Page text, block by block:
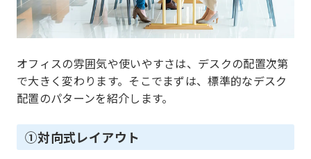
オフィスの雰囲気や使いやすさは、デスクの配置次第
で大きく変わります。そこでまずは、標準的なデスク
配置のパターンを紹介します。
①対向式レイアウト